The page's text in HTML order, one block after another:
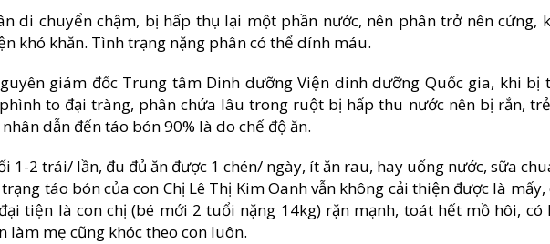
di chuyển chậm, bị hấp thụ lại một phần nước, nên phân trở nên cứng,
khó khăn. Tình trạng nặng phân có thể dính máu.
giám đốc Trung tâm Dinh dưỡng Viện dinh dưỡng Quốc gia, khi bị
to đại tràng, phân chứa lâu trong ruột bị hấp thu nước nên bị rắn,
dẫn đến táo bón 90% là do chế độ ăn.
1-2 trái/ lần, đu đủ ăn được 1 chén/ ngày, ít ăn rau, hay uống nước, sữa
táo bón của con Chị Lê Thị Kim Oanh vẫn không cải thiện được là mấy,
tiện là con chị (bé mới 2 tuổi nặng 14kg) rặn mạnh, toát hết mồ hôi, có
làm mẹ cũng khóc theo con luôn.